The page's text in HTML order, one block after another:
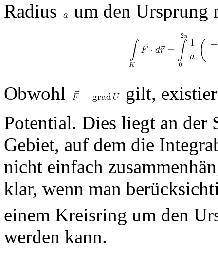
Radius
um den Ursprung
Obwohl
gilt,
Potential. Dies liegt an der
Gebiet, auf dem die
nicht einfach
klar, wenn man
einem Kreisring um den
werden kann.